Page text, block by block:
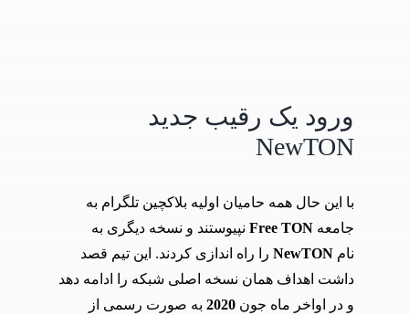
ورود یک رقیب جدید
NewTON
با این حال همه حامیان اولیه بلاکچین تلگرام به
جامعه Free TONنپیوستند و نسخه دیگری به
نام NewTONرا راه اندازی کردند. این تیم قصد
داشت اهداف همان نسخه اصلی شبکه را ادامه دهد
و در اواخر ماه جون 2020به صورت رسمی از